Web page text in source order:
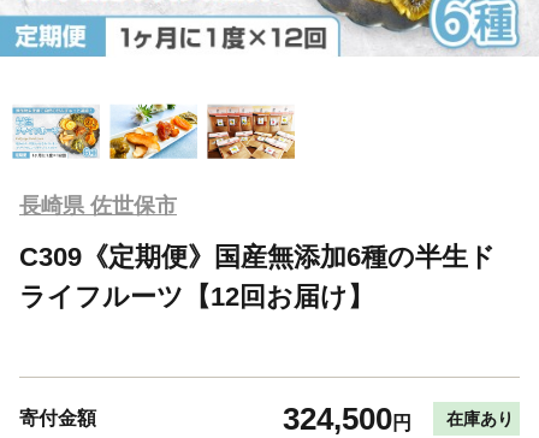
長崎県 佐世保市
C309《定期便》国産無添加6種の半生ド
ライフルーツ【12回お届け】
寄付金額 324,500円 在庫あり